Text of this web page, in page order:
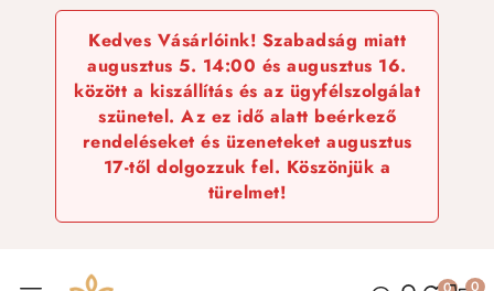
Kedves Vásárlóink! Szabadság miatt
augusztus 5. 14:00 és augusztus 16.
között a kiszállítás és az ügyfélszolgálat
szünetel. Az ez idő alatt beérkező
rendeléseket és üzeneteket augusztus
17-től dolgozzuk fel. Köszönjük a
türelmet!
0